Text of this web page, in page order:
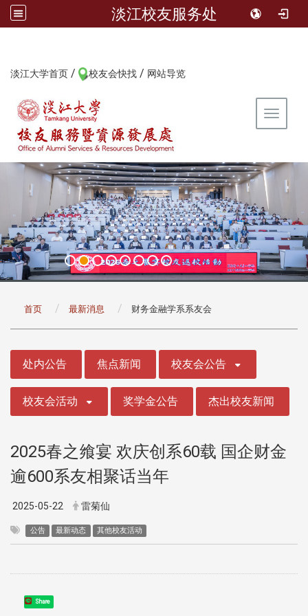
淡江校友服务处
淡江大学首页 / 校友会快找 / 网站导览
Toggle
首页 最新消息 财务金融学系系友会
处内公告 焦点新闻 校友会公告
校友会活动 奖学金公告 杰出校友新闻
2025春之飨宴 欢庆创系60载 国企财金
逾600系友相聚话当年
2025-05-22 雷菊仙
公告 最新动态 其他校友活动
Share